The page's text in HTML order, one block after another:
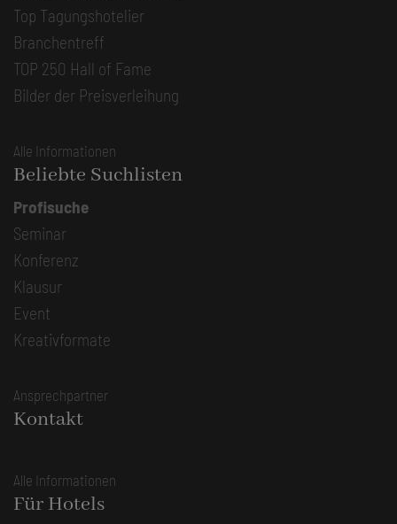
Top Tagungshotelier
Branchentreff
TOP 250 Hall of Fame
Bilder der Preisverleihung
Alle Informationen
Beliebte Suchlisten
Profisuche
Seminar
Konferenz
Klausur
Event
Kreativformate
Ansprechpartner
Kontakt
Alle Informationen
Für Hotels